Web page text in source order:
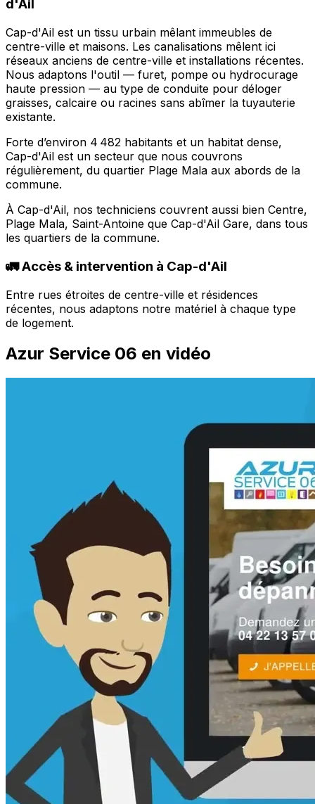
d'Ail
Cap-d'Ail est un tissu urbain mêlant immeubles de
centre-ville et maisons. Les canalisations mêlent ici
réseaux anciens de centre-ville et installations récentes.
Nous adaptons l'outil — furet, pompe ou hydrocurage
haute pression — au type de conduite pour déloger
graisses, calcaire ou racines sans abîmer la tuyauterie
existante.
Forte d’environ 4 482 habitants et un habitat dense,
Cap-d'Ail est un secteur que nous couvrons
régulièrement, du quartier Plage Mala aux abords de la
commune.
À Cap-d'Ail, nos techniciens couvrent aussi bien Centre,
Plage Mala, Saint-Antoine que Cap-d'Ail Gare, dans tous
les quartiers de la commune.
🚛 Accès & intervention à Cap-d'Ail
Entre rues étroites de centre-ville et résidences
récentes, nous adaptons notre matériel à chaque type
de logement.
Azur Service 06 en vidéo